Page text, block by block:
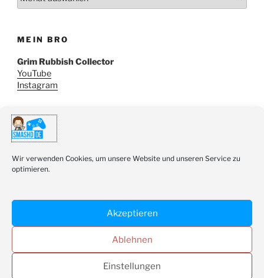
Wir verwenden Cookies, um unsere Website und unseren Service zu
optimieren.
Akzeptieren
Ablehnen
Einstellungen
MEIN BRO
Grim Rubbish Collector
YouTube
Instagram
SUCHE
Suchen
nach:
Instagram